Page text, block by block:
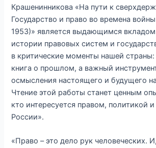
Крашенинникова «На пути к
Государство и право во времена
1953)» является выдающимся вкладом
истории правовых систем и
в критические моменты нашей
книга о прошлом, а важный
осмысления настоящего и будущего
Чтение этой работы станет ценным
кто интересуется правом, политикой
России».
«Право – это дело рук человеческих.